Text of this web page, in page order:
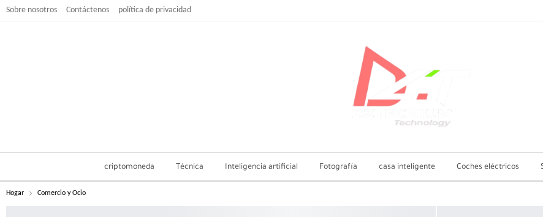
Sobre nosotros Contáctenos política de privacidad
criptomoneda Técnica Inteligencia artificial Fotografía casa inteligente Coches eléctricos
Hogar Comercio y Ocio